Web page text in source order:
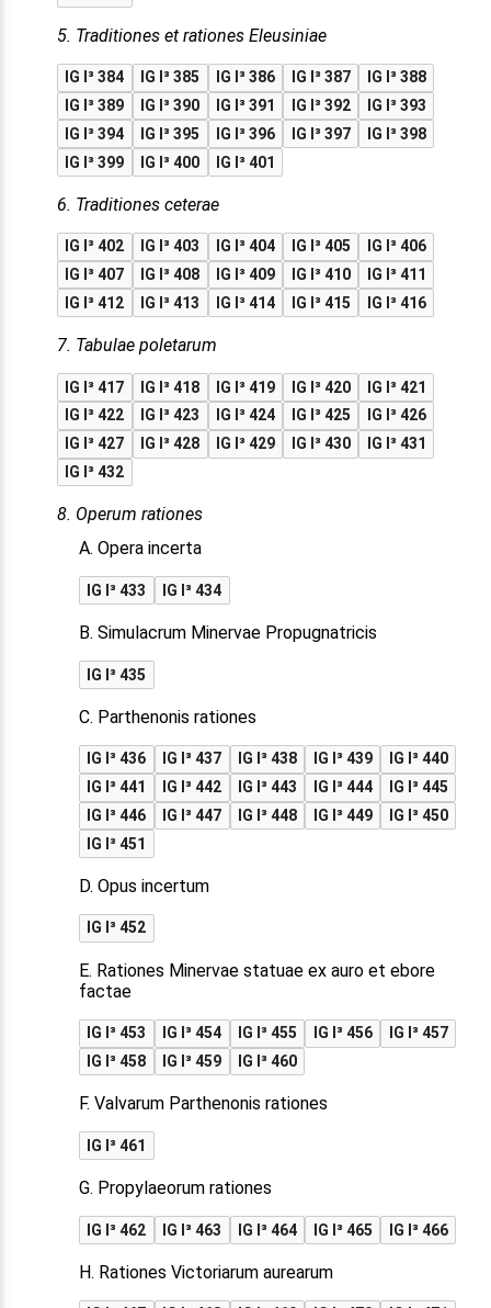
5. Traditiones et rationes Eleusiniae
IG I³ 384 IG I³ 385 IG I³ 386 IG I³ 387
IG I³ 388
IG I³ 389
IG I³ 390 IG I³ 391 IG I³ 392
IG I³ 393
IG I³ 394
IG I³ 395 IG I³ 396 IG I³ 397
IG I³ 398
IG I³ 399
IG I³ 400 IG I³ 401
6. Traditiones ceterae
IG I³ 402 IG I³ 403 IG I³ 404 IG I³ 405
IG I³ 406
IG I³ 407
IG I³ 408 IG I³ 409 IG I³ 410
IG I³ 411
IG I³ 412
IG I³ 413 IG I³ 414 IG I³ 415 IG I³ 416
7. Tabulae poletarum
IG I³ 417 IG I³ 418 IG I³ 419 IG I³ 420
IG I³ 421
IG I³ 422
IG I³ 423 IG I³ 424 IG I³ 425
IG I³ 426
IG I³ 427
IG I³ 428 IG I³ 429 IG I³ 430
IG I³ 431
IG I³ 432
8. Operum rationes
A. Opera incerta
IG I³ 433 IG I³ 434
B. Simulacrum Minervae Propugnatricis
IG I³ 435
C. Parthenonis rationes
IG I³ 436 IG I³ 437 IG I³ 438 IG I³ 439
IG I³ 440
IG I³ 441
IG I³ 442 IG I³ 443 IG I³ 444
IG I³ 445
IG I³ 446
IG I³ 447 IG I³ 448 IG I³ 449
IG I³ 450
IG I³ 451
D. Opus incertum
IG I³ 452
E. Rationes Minervae statuae ex auro et ebore
factae
IG I³ 453 IG I³ 454 IG I³ 455 IG I³ 456
IG I³ 457
IG I³ 458
IG I³ 459 IG I³ 460
F. Valvarum Parthenonis rationes
IG I³ 461
G. Propylaeorum rationes
IG I³ 462 IG I³ 463 IG I³ 464 IG I³ 465 IG I³ 466
H. Rationes Victoriarum aurearum